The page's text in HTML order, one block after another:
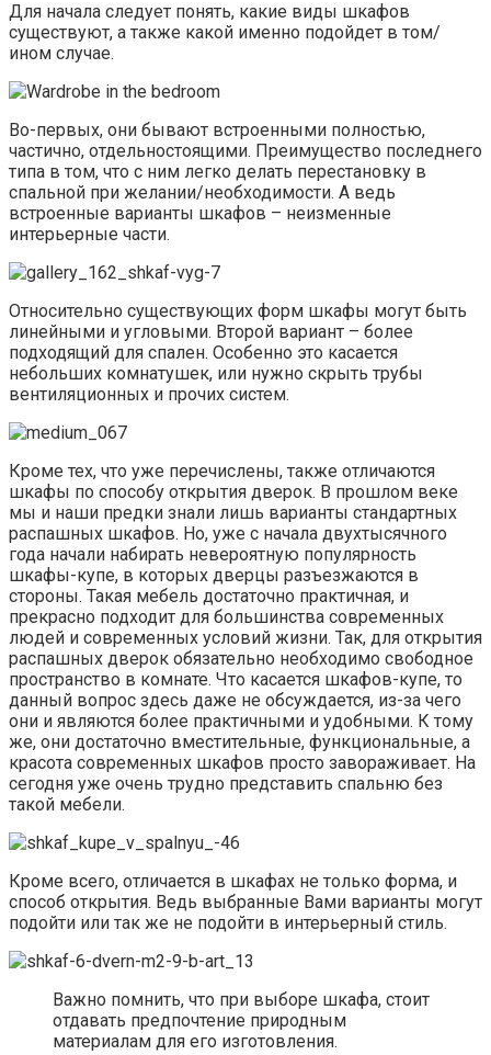
Для начала следует понять, какие виды шкафов
существуют, а также какой именно подойдет в том/
ином случае.
Во-первых, они бывают встроенными полностью,
частично, отдельностоящими. Преимущество последнего
типа в том, что с ним легко делать перестановку в
спальной при желании/необходимости. А ведь
встроенные варианты шкафов – неизменные
интерьерные части.
Относительно существующих форм шкафы могут быть
линейными и угловыми. Второй вариант – более
подходящий для спален. Особенно это касается
небольших комнатушек, или нужно скрыть трубы
вентиляционных и прочих систем.
Кроме тех, что уже перечислены, также отличаются
шкафы по способу открытия дверок. В прошлом веке
мы и наши предки знали лишь варианты стандартных
распашных шкафов. Но, уже с начала двухтысячного
года начали набирать невероятную популярность
шкафы-купе, в которых дверцы разъезжаются в
стороны. Такая мебель достаточно практичная, и
прекрасно подходит для большинства современных
людей и современных условий жизни. Так, для открытия
распашных дверок обязательно необходимо свободное
пространство в комнате. Что касается шкафов-купе, то
данный вопрос здесь даже не обсуждается, из-за чего
они и являются более практичными и удобными. К тому
же, они достаточно вместительные, функциональные, а
красота современных шкафов просто завораживает. На
сегодня уже очень трудно представить спальню без
такой мебели.
Кроме всего, отличается в шкафах не только форма, и
способ открытия. Ведь выбранные Вами варианты могут
подойти или так же не подойти в интерьерный стиль.
Важно помнить, что при выборе шкафа, стоит
отдавать предпочтение природным
материалам для его изготовления.